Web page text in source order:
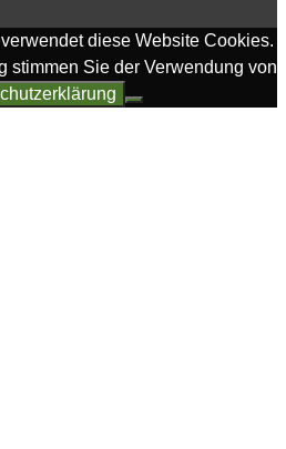
diese Website Cookies.
stimmen Sie der Verwendung von